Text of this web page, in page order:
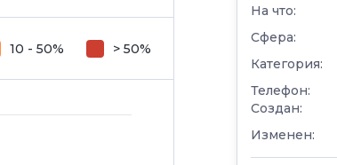
10 - 50% > 50%
На что:
Сфера:
Категория:
Телефон:
Создан:
Изменен: